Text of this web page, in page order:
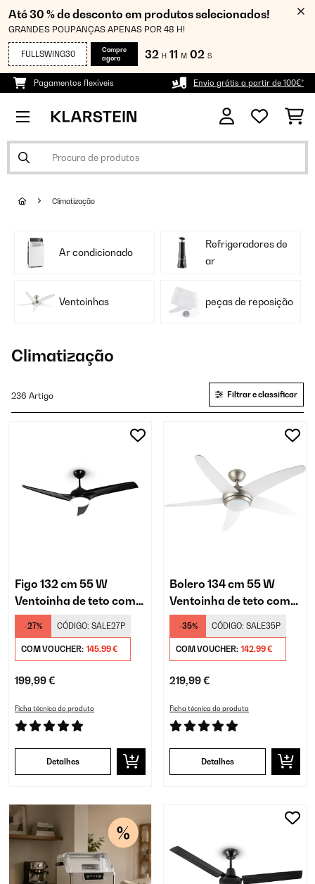
Até 30 % de desconto em produtos selecionados!
GRANDES POUPANÇAS APENAS POR 48 H!
FULLSWING30
Compre
agora
32 H 11 M 01 S
Pagamentos flexíveis Envio grátis a partir de 100€*
Climatização
Ar condicionado
Refrigeradores de
ar
Ventoinhas peças de reposição
Climatização
236 Artigo Filtrar e classificar
Figo 132 cm 55 W
Ventoinha de teto com
luz Preto
-27% CÓDIGO: SALE27P
COM VOUCHER: 145,99 €
199,99 €
Ficha técnica do produto
Detalhes
Bolero 134 cm 55 W
Ventoinha de teto com
luz Branco
-35% CÓDIGO: SALE35P
COM VOUCHER: 142,99 €
219,99 €
Ficha técnica do produto
Detalhes